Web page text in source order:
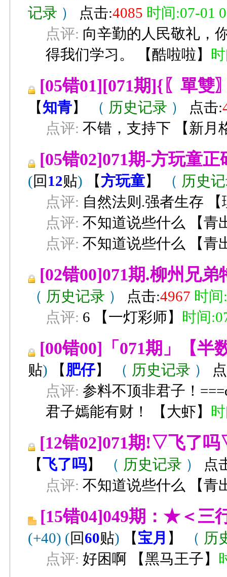
记录 ） 点击:4085 时间:07-01
点评: 向辛勤的人民敬礼，
得我们学习。
【酷啦啦】
[05错01][071期]{〖單雙
【知青】 （ 历史记录 ） 点击:
点评: 不错，支持下 【 新月
[05错02]071期-方玩童
(回 12贴) 【方玩童】 （ 历史
点评: 自然法则.强者生存 【
点评: 不知道说些什么 【青
点评: 不知道说些什么 【青
[02错00]071期.柳州兄
（ 历史记录 ） 点击:4967 时间
点评: 6 【一灯彩师】 时间
[00错00]「071期」【半
贴) 【 肥仔】 （ 历史记录 ）
点评: 参料不顶非君子！
君子嫣能有财！
【 大虾】
[12错02]071期!▽飞了
【飞了吗】 （ 历史记录 ）
点
点评: 不知道说些什么 【青
[15错04]049期：★＜三
(+40) (回60贴) 【宝月 】 （ 历
点评: 好困啊 【黑马王子】